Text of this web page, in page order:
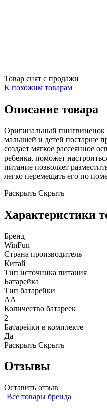
Товар снят с продажи
К похожим товарам
Описание товара
Оригинальный пингвиненок
малышей и детей постарше
создает мягкое рассеянное
ребенка, поможет
питание позволяет
легко перемещать его по
Раскрыть Скрыть
Характеристики
Бренд
WinFun
Страна производитель
Китай
Тип источника питания
Батарейка
Тип батарейки
AA
Количество батареек
2
Батарейки в комплекте
Да
Раскрыть Скрыть
Отзывы
Оставить отзыв
Все товары бренда